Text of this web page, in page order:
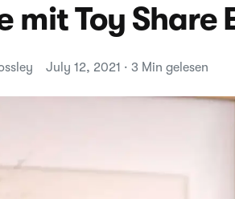
mit Toy Share
July 12, 2021 · 3 Min gelesen